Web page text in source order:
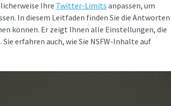
Ihre Twitter-Limits anpassen, um
In diesem Leitfaden finden Sie die Antworten
können. Er zeigt Ihnen alle Einstellungen, die
erfahren auch, wie Sie NSFW-Inhalte auf